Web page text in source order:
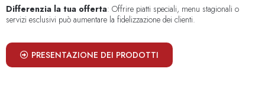
Differenzia la tua offerta: Offrire piatti speciali, menu stagionali o
servizi esclusivi può aumentare la fidelizzazione dei clienti.
PRESENTAZIONE DEI PRODOTTI